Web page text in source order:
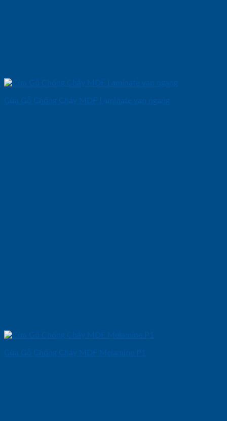
Cửa Gỗ Chống Cháy MDF Laminate van ngang
Cửa Gỗ Chống Cháy MDF Melamine P1